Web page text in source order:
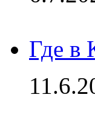
Где в